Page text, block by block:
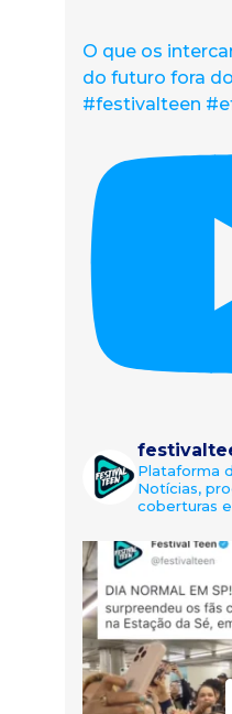
O que os
do futuro fora
#festivalteen
Plataforma
Notícias,
coberturas